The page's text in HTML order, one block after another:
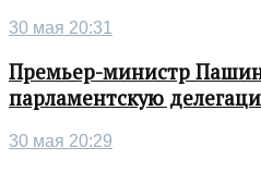
30 мая 20:31
Премьер-министр
парламентскую
30 мая 20:29